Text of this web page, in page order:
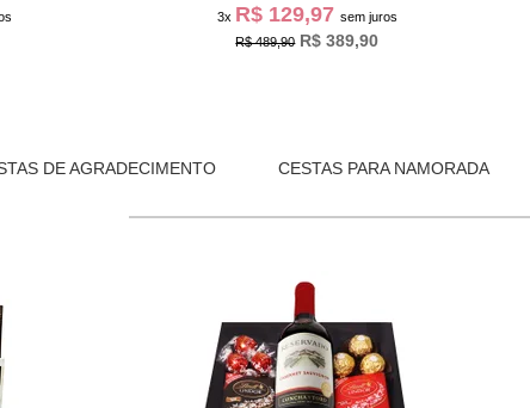
3xR$ 99,97 sem juros
R$ 390,62 R$ 299,90
DE AGRADECIMENTO CESTAS PARA NAMORADA